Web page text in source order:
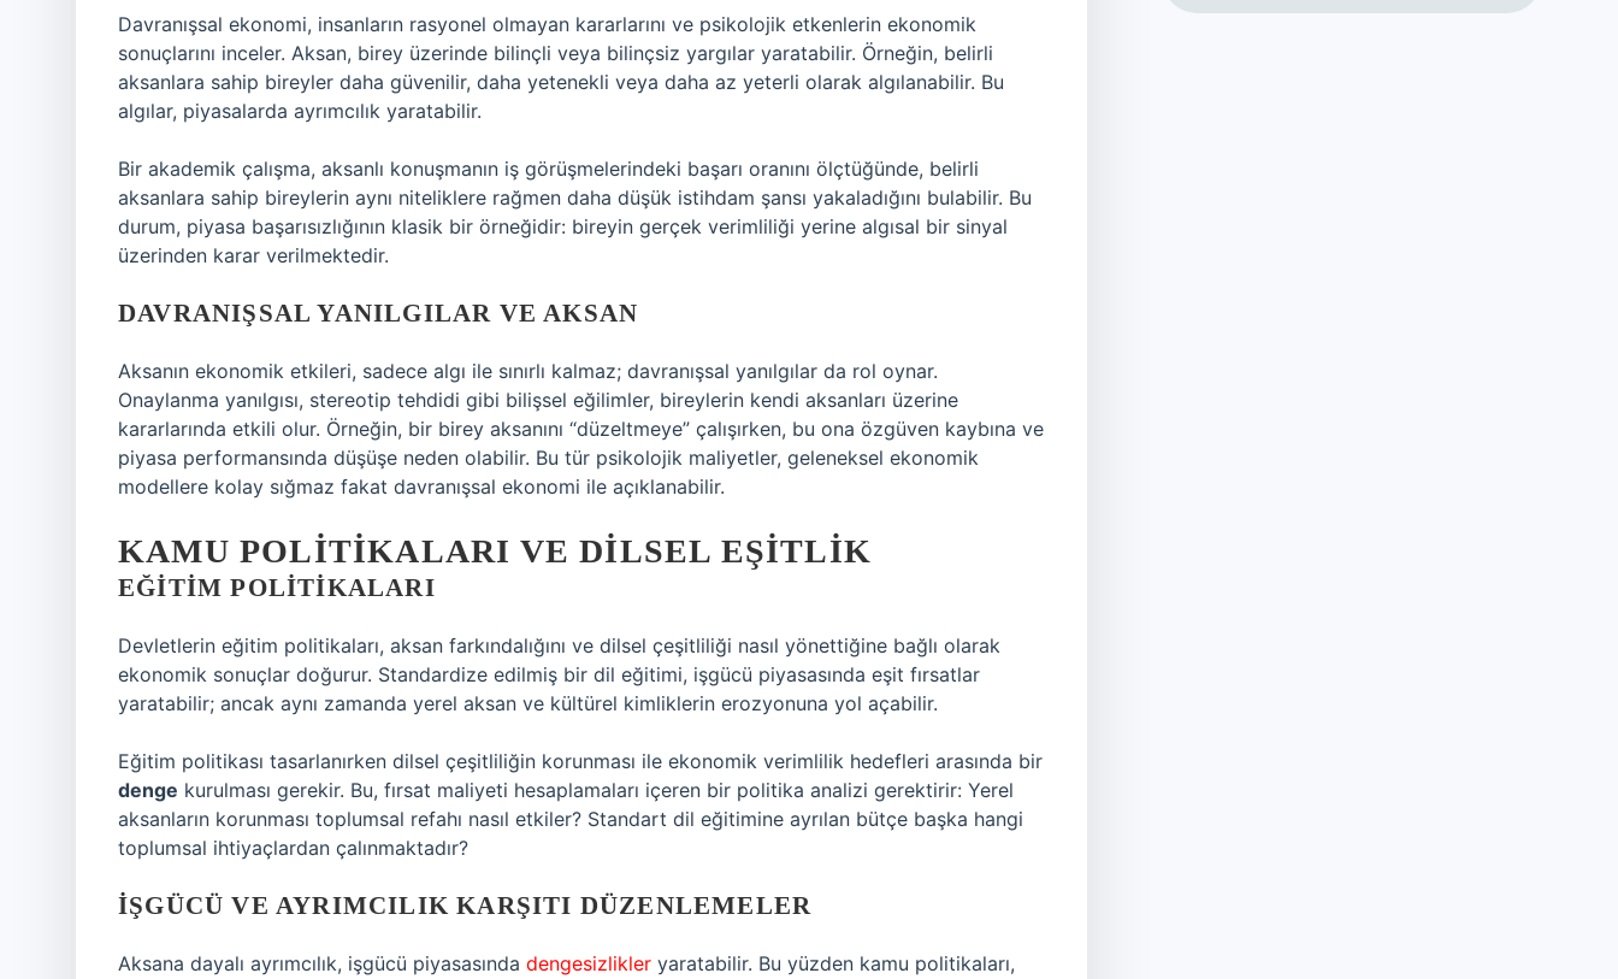
Davranışsal ekonomi, insanların rasyonel olmayan kararlarını ve psikolojik etkenlerin ekonomik
sonuçlarını inceler. Aksan, birey üzerinde bilinçli veya bilinçsiz yargılar yaratabilir. Örneğin, belirli
aksanlara sahip bireyler daha güvenilir, daha yetenekli veya daha az yeterli olarak algılanabilir. Bu
algılar, piyasalarda ayrımcılık yaratabilir.
Bir akademik çalışma, aksanlı konuşmanın iş görüşmelerindeki başarı oranını ölçtüğünde, belirli
aksanlara sahip bireylerin aynı niteliklere rağmen daha düşük istihdam şansı yakaladığını bulabilir. Bu
durum, piyasa başarısızlığının klasik bir örneğidir: bireyin gerçek verimliliği yerine algısal bir sinyal
üzerinden karar verilmektedir.
DAVRANIŞSAL YANILGILAR VE AKSAN
Aksanın ekonomik etkileri, sadece algı ile sınırlı kalmaz; davranışsal yanılgılar da rol oynar.
Onaylanma yanılgısı, stereotip tehdidi gibi bilişsel eğilimler, bireylerin kendi aksanları üzerine
kararlarında etkili olur. Örneğin, bir birey aksanını “düzeltmeye” çalışırken, bu ona özgüven kaybına ve
piyasa performansında düşüşe neden olabilir. Bu tür psikolojik maliyetler, geleneksel ekonomik
modellere kolay sığmaz fakat davranışsal ekonomi ile açıklanabilir.
KAMU POLITIKALARI VE DILSEL EŞITLIK
EĞITIM POLITIKALARI
Devletlerin eğitim politikaları, aksan farkındalığını ve dilsel çeşitliliği nasıl yönettiğine bağlı olarak
ekonomik sonuçlar doğurur. Standardize edilmiş bir dil eğitimi, işgücü piyasasında eşit fırsatlar
yaratabilir; ancak aynı zamanda yerel aksan ve kültürel kimliklerin erozyonuna yol açabilir.
Eğitim politikası tasarlanırken dilsel çeşitliliğin korunması ile ekonomik verimlilik hedefleri arasında bir
denge kurulması gerekir. Bu, fırsat maliyeti hesaplamaları içeren bir politika analizi gerektirir: Yerel
aksanların korunması toplumsal refahı nasıl etkiler? Standart dil eğitimine ayrılan bütçe başka hangi
toplumsal ihtiyaçlardan çalınmaktadır?
İŞGÜCÜ VE AYRIMCILIK KARŞITI DÜZENLEMELER
Aksana dayalı ayrımcılık, işgücü piyasasında dengesizlikler yaratabilir. Bu yüzden kamu politikaları,